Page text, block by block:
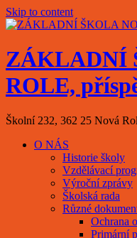
Skip to content
ZÁKLADNÍ
ROLE,
Školní 232, 362 25 Nová
O NÁS
Historie školy
Vzdělávací
Výroční zprávy
Školská rada
Různé
Ochrana
Primární